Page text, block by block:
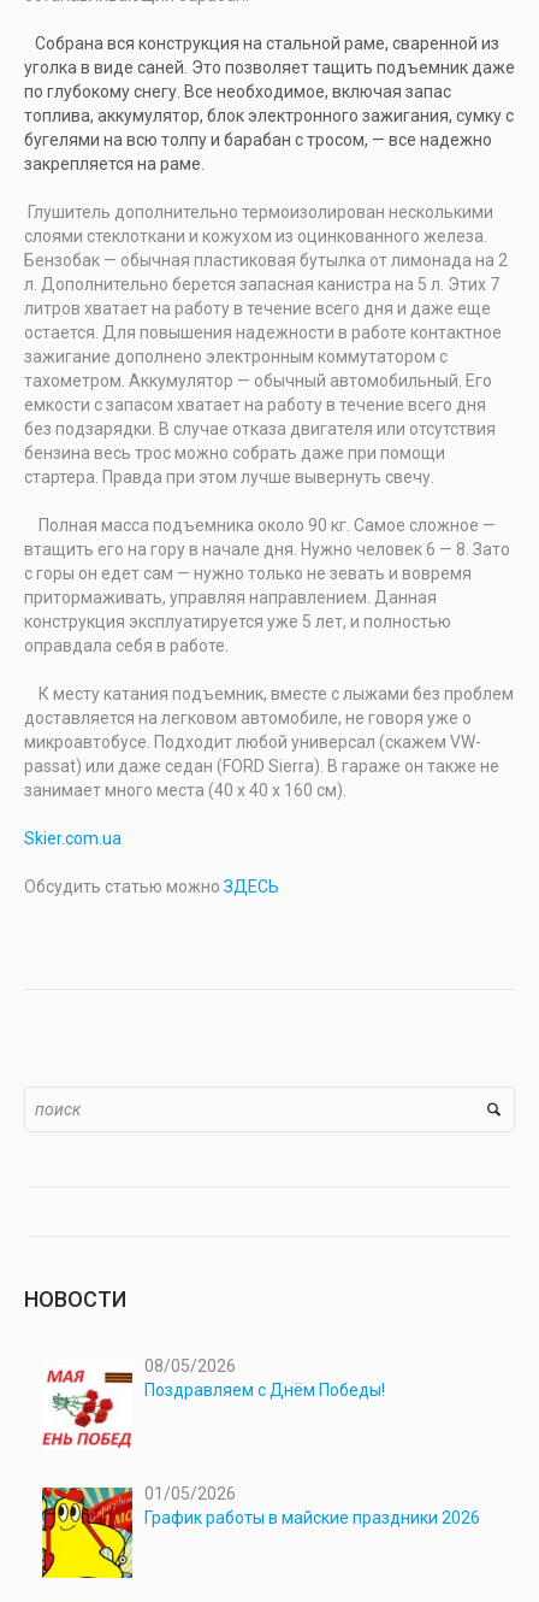
Собрана вся конструкция на стальной раме, сваренной из
уголка в виде саней. Это позволяет тащить подъемник даже
по глубокому снегу. Все необходимое, включая запас
топлива, аккумулятор, блок электронного зажигания, сумку с
бугелями на всю толпу и барабан с тросом, — все надежно
закрепляется на раме.
Глушитель дополнительно термоизолирован несколькими
слоями стеклоткани и кожухом из оцинкованного железа.
Бензобак — обычная пластиковая бутылка от лимонада на 2
л. Дополнительно берется запасная канистра на 5 л. Этих 7
литров хватает на работу в течение всего дня и даже еще
остается. Для повышения надежности в работе контактное
зажигание дополнено электронным коммутатором с
тахометром. Аккумулятор — обычный автомобильный. Его
емкости с запасом хватает на работу в течение всего дня
без подзарядки. В случае отказа двигателя или отсутствия
бензина весь трос можно собрать даже при помощи
стартера. Правда при этом лучше вывернуть свечу.
Полная масса подъемника около 90 кг. Самое сложное —
втащить его на гору в начале дня. Нужно человек 6 — 8. Зато
с горы он едет сам — нужно только не зевать и вовремя
притормаживать, управляя направлением. Данная
конструкция эксплуатируется уже 5 лет, и полностью
оправдала себя в работе.
К месту катания подъемник, вместе с лыжами без проблем
доставляется на легковом автомобиле, не говоря уже о
микроавтобусе. Подходит любой универсал (скажем VW-
passat) или даже седан (FORD Sierra). В гараже он также не
занимает много места (40 х 40 х 160 см).
Skier.com.ua
Обсудить статью можно ЗДЕСЬ
НОВОСТИ
08/05/2026
Поздравляем с Днём Победы!
01/05/2026
График работы в майские праздники 2026